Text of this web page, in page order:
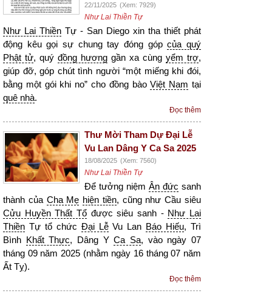
22/11/2025 (Xem: 7929)
Như Lai Thiền Tự
Như Lai Thiền Tự - San Diego xin tha thiết phát
động kêu gọi sự chung tay đóng gópcủa quý
Phật tử, quý đồng hương gần xa cùng yểm trợ,
giúp đỡ, góp chút tình người “một miếng khi đói,
bằng một gói khi no” cho đồng bàoViệt Nam tại
quê nhà.
Đọc thêm
Thư Mời Tham Dự Đại Lễ
Vu Lan Dâng Y Ca Sa 2025
18/08/2025 (Xem: 7560)
Như Lai Thiền Tự
Để tưởng niệm Ân đức sanh
thành của Cha Mẹ hiện tiền, cũng như Cầu siêu
Cửu Huyền Thất Tổ được siêu sanh - Như Lai
Thiền Tự tổ chức Đại LễVu Lan Báo Hiếu, Trì
Bình Khất Thực, Dâng YCa Sa, vào ngày 07
tháng 09 năm 2025 (nhằm ngày 16 tháng 07 năm
Ất Tỵ).
Đọc thêm